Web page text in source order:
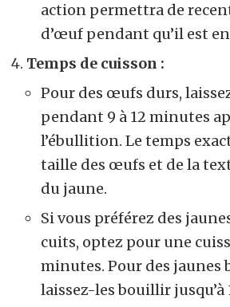
action permettra de
d’œuf pendant qu’il est
Temps de cuisson :
Pour des œufs durs,
pendant 9 à 12 minutes
l’ébullition. Le temps
taille des œufs et de la
du jaune.
Si vous préférez des
cuits, optez pour une
minutes. Pour des jaunes
laissez-les bouillir jusqu’à